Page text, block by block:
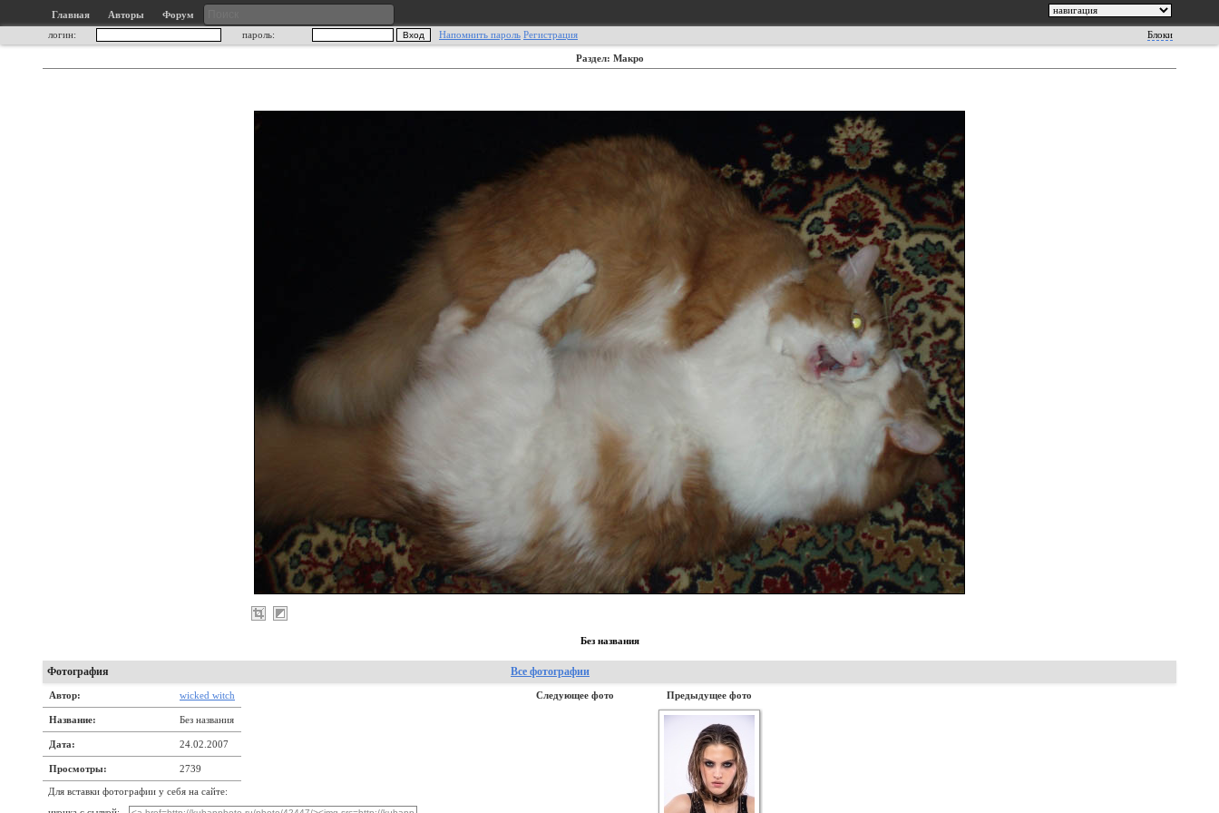
Главная Авторы
Форум
логин:
пароль: Напомнить пароль Регистрация Блоки
Раздел: Макро
Без названия
Фотография Все фотографии
Автор: wicked witch
Название: Без названия
Дата: 24.02.2007
Просмотры: 2739
Для вставки фотографии у себя на сайте:
Следующее фото Предыдущее фото